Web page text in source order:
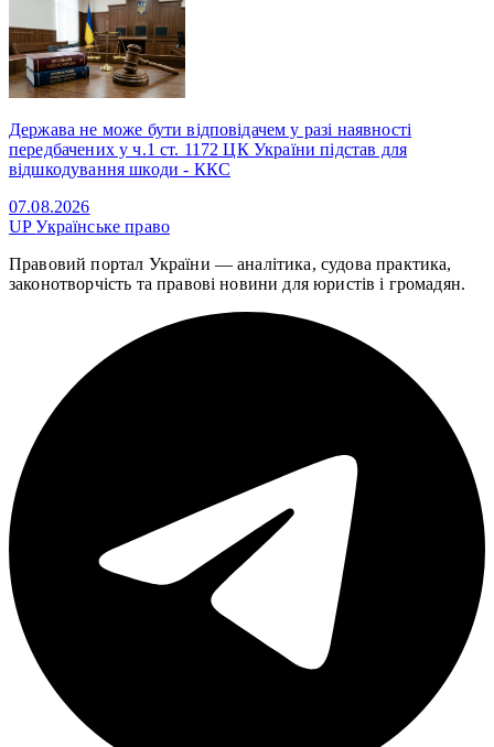
Держава не може бути відповідачем у разі наявності
передбачених у ч.1 ст. 1172 ЦК України підстав для
відшкодування шкоди - ККС
07.08.2026
UPУкраїнське право
Правовий портал України — аналітика, судова практика,
законотворчість та правові новини для юристів і громадян.